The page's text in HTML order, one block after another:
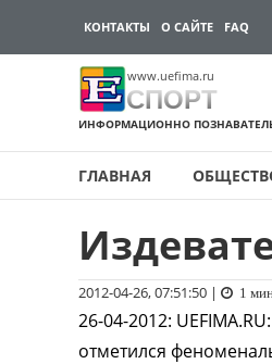
КОНТАКТЫ О САЙТЕ FAQ
www.uefima.ru
СПОРТ
ИНФОРМАЦИОННО
ГЛАВНАЯ
содержимому2012-04-26, 07:51:50 | 1
26-04-2012: UEFIMA.RU:
отметился